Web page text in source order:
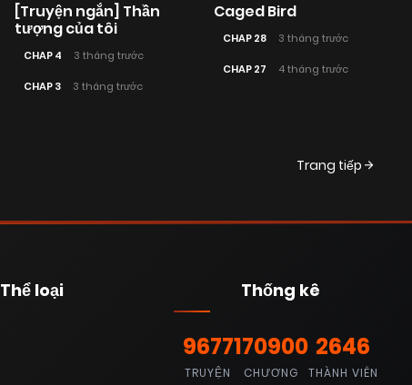
[Truyện ngắn] Thần
tượng của tôi
CHAP 4 3 tháng trước
CHAP 3 3 tháng trước
Caged Bird
CHAP 28 3 tháng trước
CHAP 27 4 tháng trước
Trang tiếp
Thể loại Thống kê
9677
TRUYỆN
170900
CHƯƠNG
2646
THÀNH VIÊN